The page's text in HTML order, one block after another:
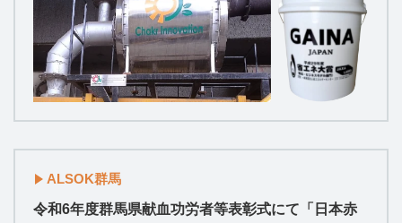
ALSOK群馬
令和6年度群馬県献血功労者等表彰式にて「日本赤